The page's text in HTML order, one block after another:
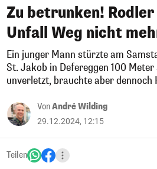
Zu betrunken!
Unfall Weg nicht
Ein junger Mann stürzte am
St. Jakob in Defereggen 100
unverletzt, brauchte aber dennoch
VonAndré Wilding
29.12.2024, 12:15
Teilen